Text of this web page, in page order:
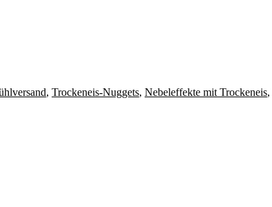
, Trockeneis-Nuggets, Nebeleffekte mit Trockeneis,